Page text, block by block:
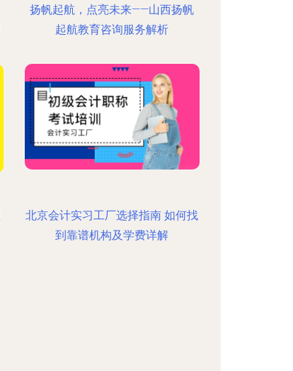
扬帆起航，点亮未来——山西扬帆
起航教育咨询服务解析
北京会计实习工厂选择指南 如何找
到靠谱机构及学费详解